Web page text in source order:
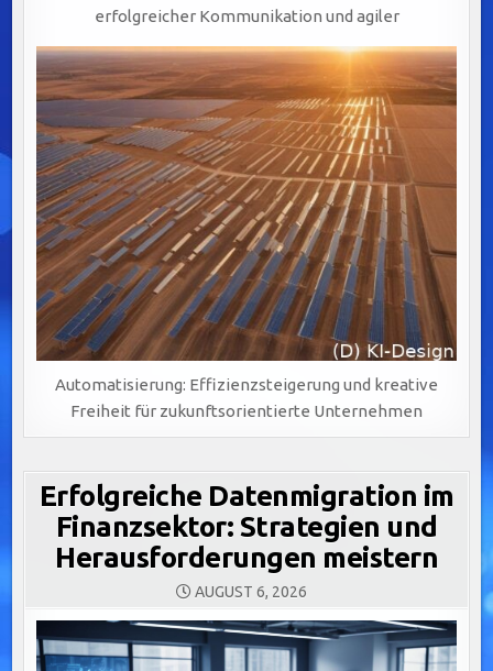
erfolgreicher Kommunikation und agiler
Automatisierung: Effizienzsteigerung und kreative
Freiheit für zukunftsorientierte Unternehmen
Erfolgreiche Datenmigration im
Finanzsektor: Strategien und
Herausforderungen meistern
AUGUST 6, 2026